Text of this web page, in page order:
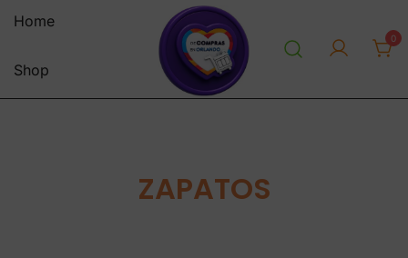
Home
Shop
0
ZAPATOS